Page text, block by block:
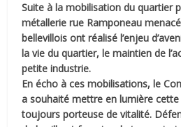
Suite à la mobilisation du quartier
métallerie rue Ramponeau
bellevillois ont réalisé l’enjeu
la vie du quartier, lemaintien de
petite industrie.
En écho à ces mobilisations, le
a souhaité mettre en lumière
toujours porteuse de vitalité.